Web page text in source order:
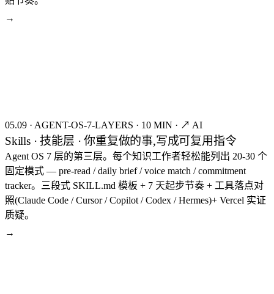
→
05.09 · AGENT-OS-7-LAYERS · 10 MIN · ↗ AI
Skills · 技能层 · 你重复做的事,写成可复用指令
Agent OS 7 层的第三层。每个知识工作者轻松能列出 20-30 个
固定模式 — pre-read / daily brief / voice match / commitment
tracker。三段式 SKILL.md 模板 + 7 天起步节奏 + 工具落点对
照(Claude Code / Cursor / Copilot / Codex / Hermes)+ Vercel 实证
质疑。
→